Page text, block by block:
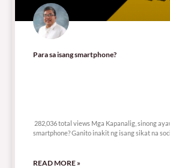
Para sa isang smartphone?
282,036 total views Mga Kapanalig, sinong
smartphone? Ganito inakit ng isang sikat na
READ MORE »